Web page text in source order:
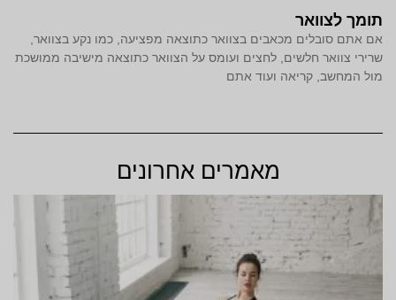
תומך לצוואר
אם אתם סובלים מכאבים בצוואר כתוצאה מפציעה, כמו נקע בצוואר,
שרירי צוואר חלשים, לחצים ועומס על הצוואר כתוצאה מישיבה ממושכת
מול המחשב, קריאה ועוד אתם
מאמרים אחרונים